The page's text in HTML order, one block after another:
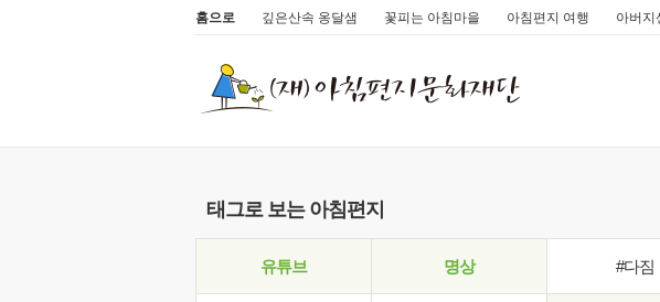
홈으로 깊은산속 옹달샘 꽃피는 아침마을 아침편지 여행 아버지
태그로 보는 아침편지
유튜브 명상 #다짐